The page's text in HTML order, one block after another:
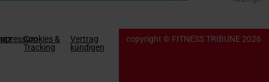
Cookies &
Tracking
Vertrag
kündigen
copyright © FITNESS TRIBUNE 2026